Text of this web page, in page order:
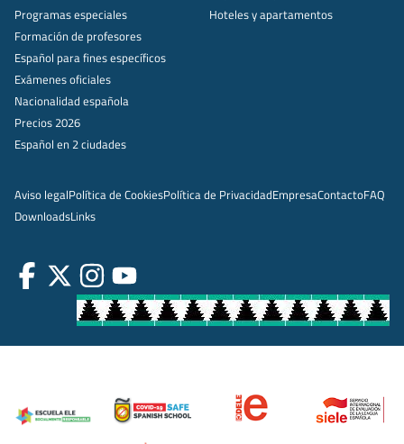
Programas especiales
Formación de profesores
Español para fines específicos
Exámenes oficiales
Nacionalidad española
Precios 2026
Español en 2 ciudades
Hoteles y apartamentos
Aviso legalPolítica de CookiesPolítica de PrivacidadEmpresaContactoFAQ
DownloadsLinks